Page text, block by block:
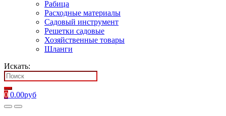
Рабица
Расходные материалы
Садовый инструмент
Решетки садовые
Хозяйственные товары
Шланги
Искать:
0 0.00руб